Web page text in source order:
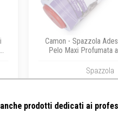
Camon - Spazzola
Pelo Maxi Profumata
Spazzola
prodotti dedicati ai